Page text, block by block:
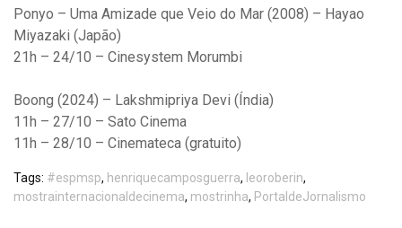
Ponyo – Uma Amizade que Veio do Mar (2008) – Hayao
Miyazaki (Japão)
21h – 24/10 – Cinesystem Morumbi
Boong (2024) – Lakshmipriya Devi (Índia)
11h – 27/10 – Sato Cinema
11h – 28/10 – Cinemateca (gratuito)
Tags: #espmsp, henriquecamposguerra, leoroberin,
mostrainternacionaldecinema, mostrinha, PortaldeJornalismo